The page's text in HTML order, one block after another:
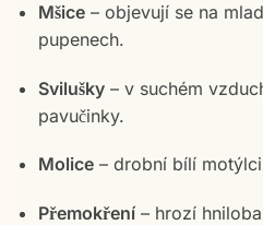
Mšice – objevují se na
pupenech.
Svilušky – v suchém
pavučinky.
Molice – drobní bílí
Přemokření – hrozí